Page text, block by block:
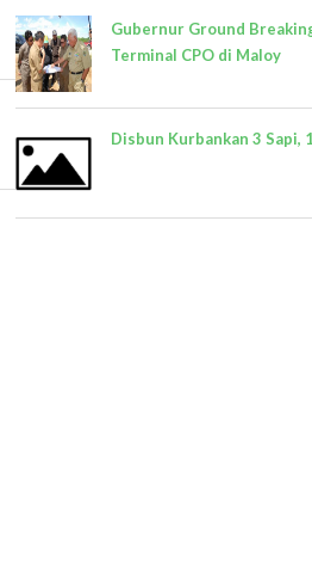
Gubernur Ground
Terminal CPO di Maloy
Disbun Kurbankan 3 Sapi,